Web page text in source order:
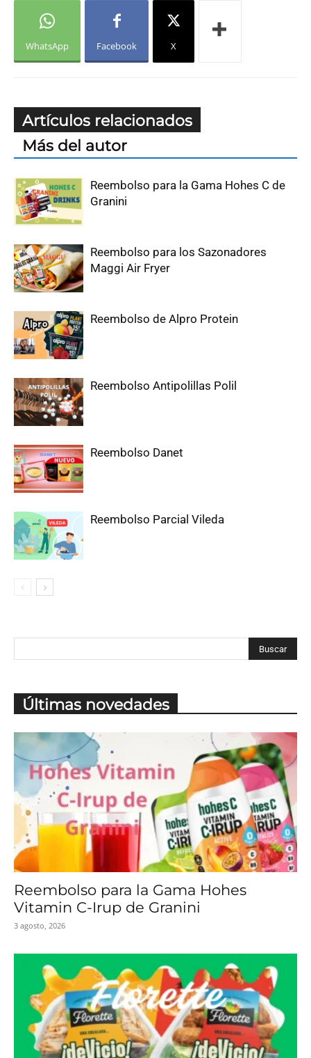
WhatsApp Facebook X
Artículos relacionados
Más del autor
Reembolso para la Gama Hohes C de
Granini
Reembolso para los Sazonadores
Maggi Air Fryer
Reembolso de Alpro Protein
Reembolso Antipolillas Polil
Reembolso Danet
Reembolso Parcial Vileda
Últimas novedades
Reembolso para la Gama Hohes
Vitamin C-Irup de Granini
3 agosto, 2026